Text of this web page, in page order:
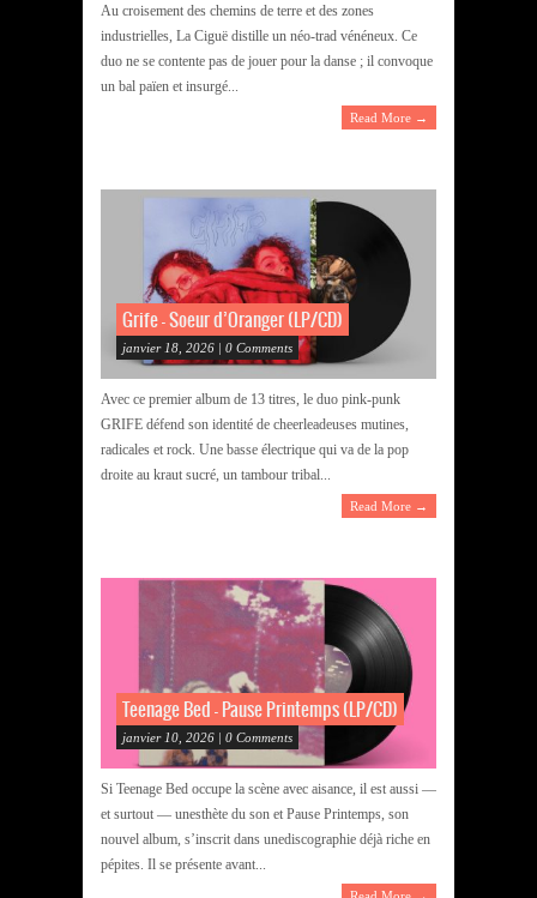
Au croisement des chemins de terre et des zones
industrielles, La Ciguë distille un néo-trad vénéneux. Ce
duo ne se contente pas de jouer pour la danse ; il convoque
un bal païen et insurgé...
Read More →
Grife – Soeur d’Oranger (LP/CD)
janvier 18, 2026 | 0 Comments
Avec ce premier album de 13 titres, le duo pink-punk
GRIFE défend son identité de cheerleadeuses mutines,
radicales et rock. Une basse électrique qui va de la pop
droite au kraut sucré, un tambour tribal...
Read More →
Teenage Bed – Pause Printemps (LP/CD)
janvier 10, 2026 | 0 Comments
Si Teenage Bed occupe la scène avec aisance, il est aussi —
et surtout — unesthète du son et Pause Printemps, son
nouvel album, s’inscrit dans unediscographie déjà riche en
pépites. Il se présente avant...